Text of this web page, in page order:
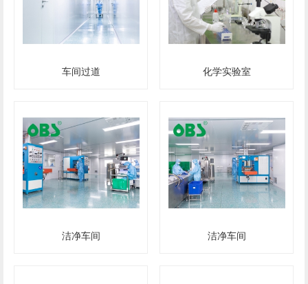
车间过道 化学实验室
洁净车间 洁净车间